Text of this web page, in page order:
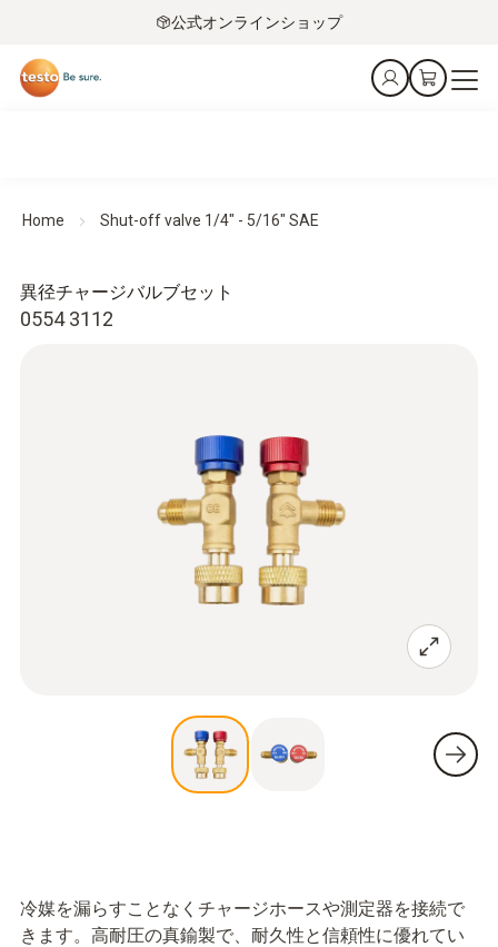
公式オンラインショップ
Home Shut-off valve 1/4" - 5/16" SAE
0554 3112
異径チャージバルブセット
冷媒を漏らすことなくチャージホースや測定器を接続で
きます。高耐圧の真鍮製で、耐久性と信頼性に優れてい